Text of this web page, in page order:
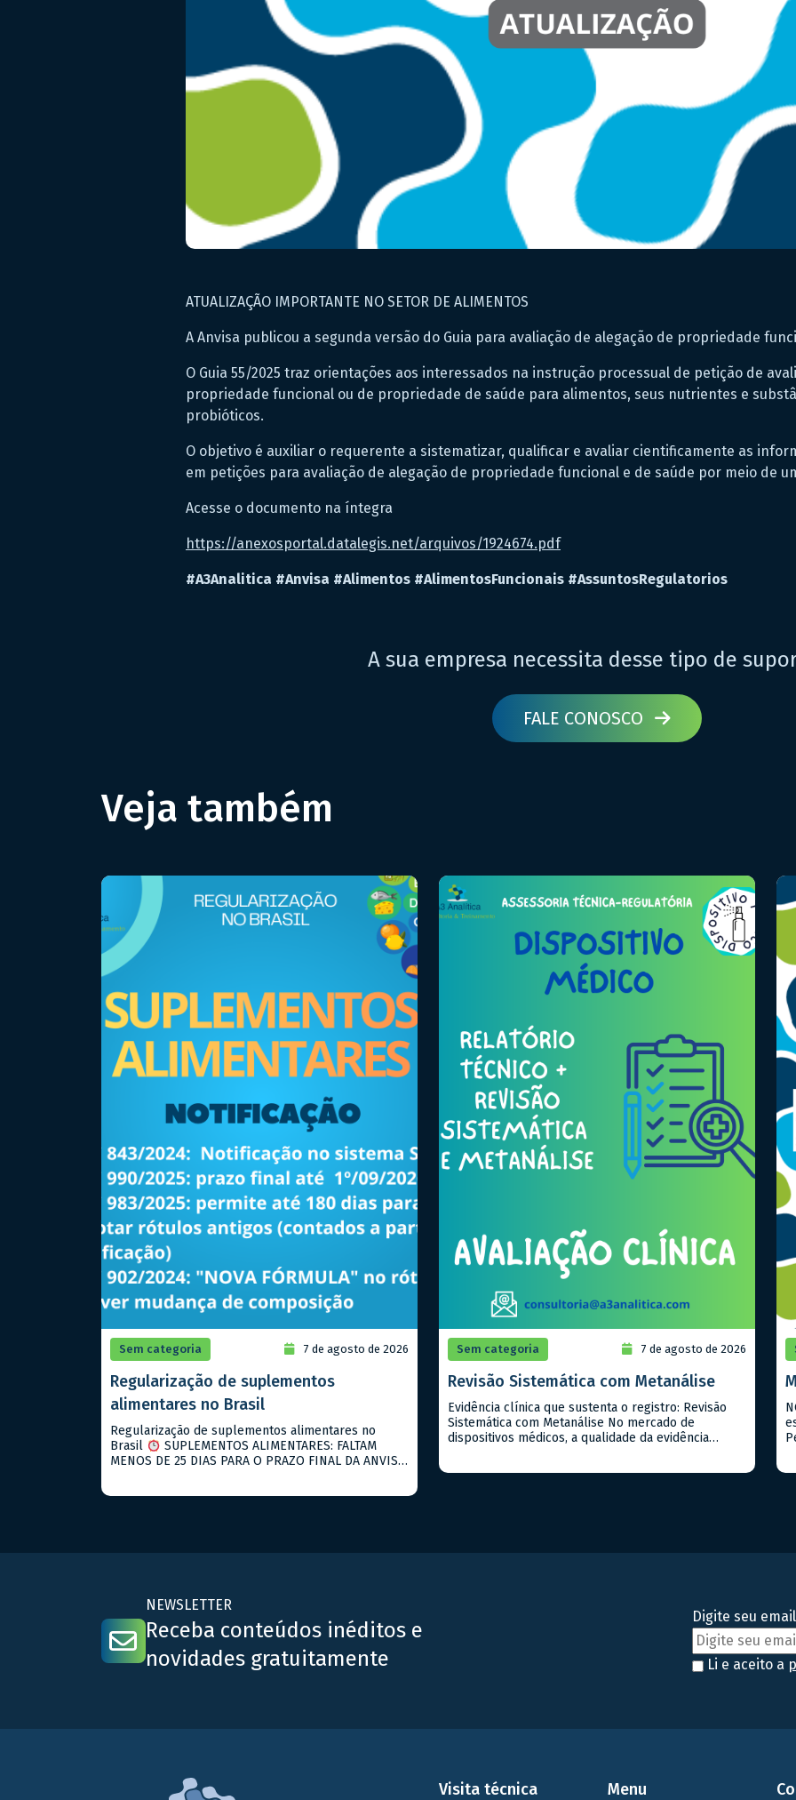
ATUALIZAÇÃO IMPORTANTE NO SETOR DE ALIMENTOS
A Anvisa publicou a segunda versão do Guia para avaliação de alegação de propriedade
O Guia 55/2025 traz orientações aos interessados na instrução processual de petição de
propriedade funcional ou de propriedade de saúde para alimentos, seus nutrientes e
probióticos.
O objetivo é auxiliar o requerente a sistematizar, qualificar e avaliar cientificamente as
em petições para avaliação de alegação de propriedade funcional e de saúde por meio de
Acesse o documento na íntegra
https://anexosportal.datalegis.net/arquivos/1924674.pdf
#A3Analitica #Anvisa #Alimentos #AlimentosFuncionais #AssuntosRegulatorios
A sua empresa necessita desse tipo de
FALE CONOSCO
Veja também
Sem categoria 7 de agosto de 2026
Regularização de suplementos
alimentares no Brasil
Regularização de suplementos alimentares no
Brasil
SUPLEMENTOS ALIMENTARES: FALTAM
MENOS DE 25 DIAS PARA O PRAZO FINAL DA ANVISA
Sem categoria 7 de agosto de 2026
Revisão Sistemática com Metanálise
Evidência clínica que sustenta o registro: Revisão
Sistemática com Metanálise No mercado de
dispositivos médicos, a qualidade da evidência
NEWSLETTER
Receba conteúdos inéditos e
novidades gratuitamente
Digite seu email
Li e aceito a
Visita técnica Menu